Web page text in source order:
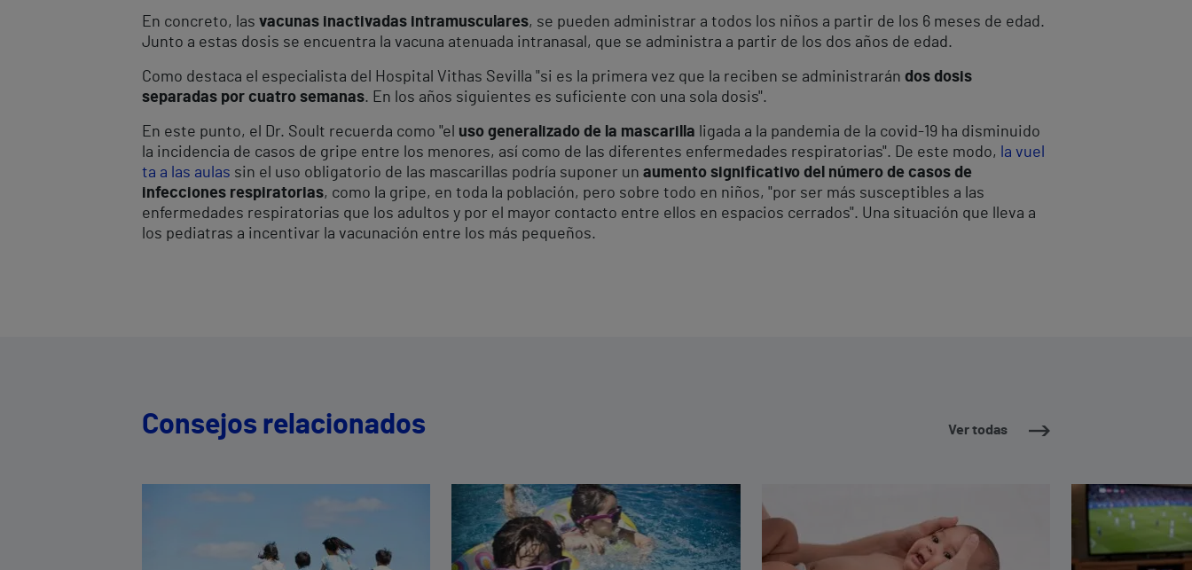
En concreto, las vacunas inactivadas intramusculares, se pueden administrar a todos los niños a partir de los 6 meses de edad.
Junto a estas dosis se encuentra la vacuna atenuada intranasal, que se administra a partir de los dos años de edad.
Como destaca el especialista del Hospital Vithas Sevilla "si es la primera vez que la reciben se administrarán dos dosis
separadas por cuatro semanas. En los años siguientes es suficiente con una sola dosis".
En este punto, el Dr. Soult recuerda como "el uso generalizado de la mascarilla ligada a la pandemia de la covid-19 ha disminuido
la incidencia de casos de gripe entre los menores, así como de las diferentes enfermedades respiratorias". De este modo,
la vuel
ta a las aulas sin el uso obligatorio de las mascarillas podría suponer un aumento significativo del número de casos de
infecciones respiratorias, como la gripe, en toda la población, pero sobre todo en niños, "por ser más susceptibles a las
enfermedades respiratorias que los adultos y por el mayor contacto entre ellos en espacios cerrados". Una situación que lleva a
los pediatras a incentivar la vacunación entre los más pequeños.
Consejos relacionados Ver todas